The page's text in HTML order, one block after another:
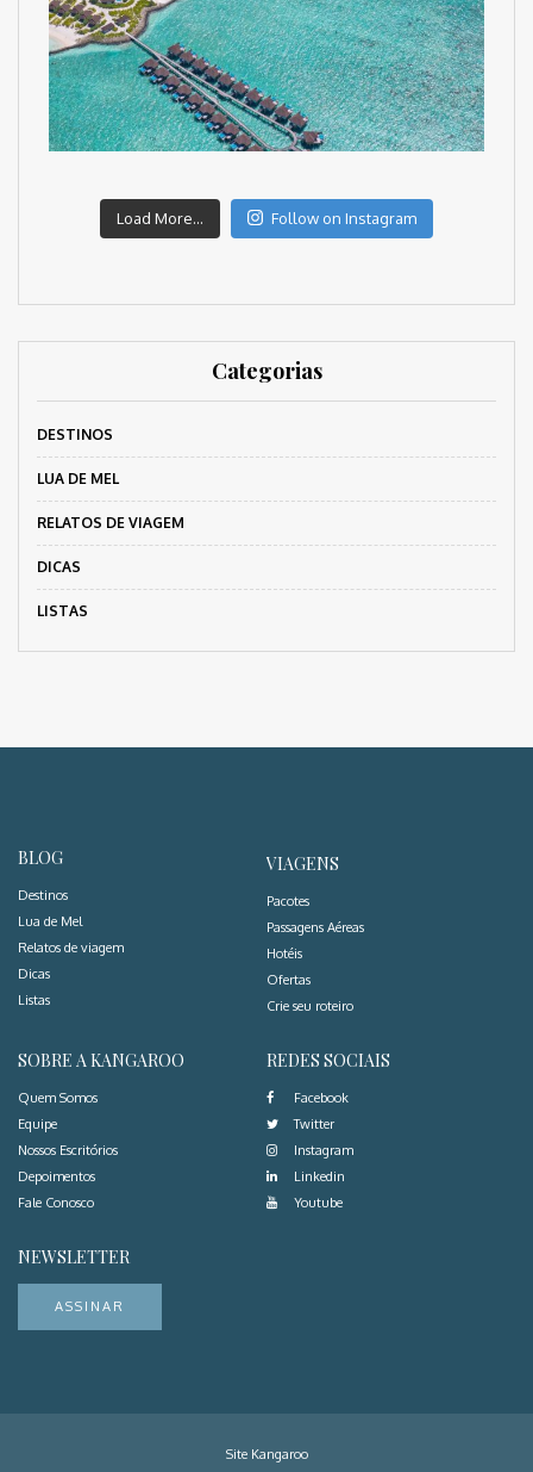
Load More... Follow on Instagram
Categorias
DESTINOS
LUA DE MEL
RELATOS DE VIAGEM
DICAS
LISTAS
BLOG
Destinos
Lua de Mel
Relatos de viagem
Dicas
Listas
VIAGENS
Pacotes
Passagens Aéreas
Hotéis
Ofertas
Crie seu roteiro
SOBRE A KANGAROO
Quem Somos
Equipe
Nossos Escritórios
Depoimentos
Fale Conosco
REDES SOCIAIS
Facebook
Twitter
Instagram
Linkedin
Youtube
NEWSLETTER
ASSINAR
Site Kangaroo